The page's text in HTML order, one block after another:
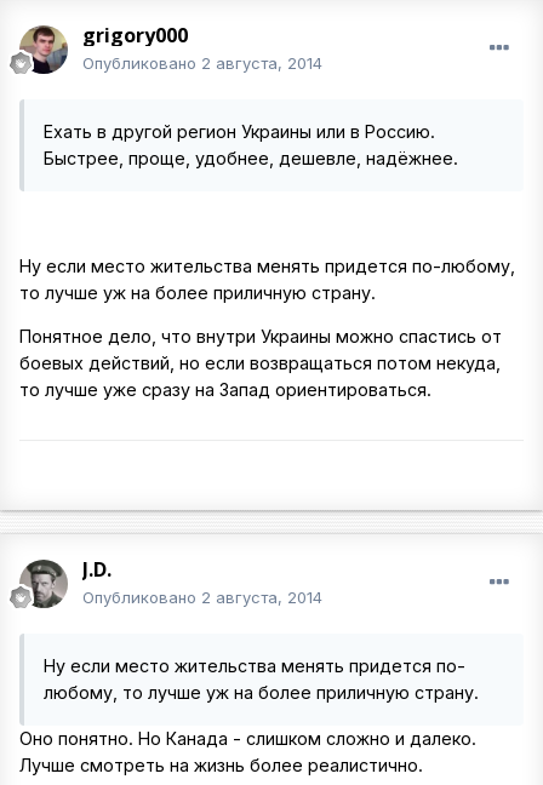
grigory000
Опубликовано 2 августа, 2014
Ехать в другой регион Украины или в Россию.
Быстрее, проще, удобнее, дешевле, надёжнее.
Ну если место жительства менять придется по-любому,
то лучше уж на более приличную страну.
Понятное дело, что внутри Украины можно спастись от
боевых действий, но если возвращаться потом некуда,
то лучше уже сразу на Запад ориентироваться.
J.D.
Опубликовано 2 августа, 2014
Ну если место жительства менять придется по-
любому, то лучше уж на более приличную страну.
Оно понятно. Но Канада - слишком сложно и далеко.
Лучше смотреть на жизнь более реалистично.